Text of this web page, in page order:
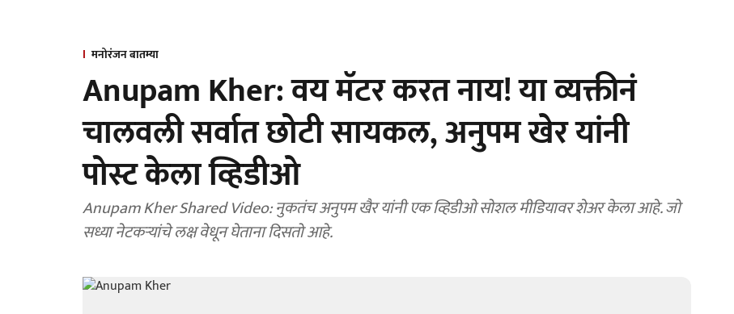
मनोरंजन बातम्या
Anupam Kher: वय मॅटर करत नाय! या व्यक्तीनं
चालवली सर्वात छोटी सायकल, अनुपम खेर यांनी
पोस्ट केला व्हिडीओ
Anupam Kher Shared Video: नुकतंच अनुपम खैर यांनी एक व्हिडीओ सोशल मीडियावर शेअर केला आहे. जो
सध्या नेटकऱ्यांचे लक्ष वेधून घेताना दिसतो आहे.